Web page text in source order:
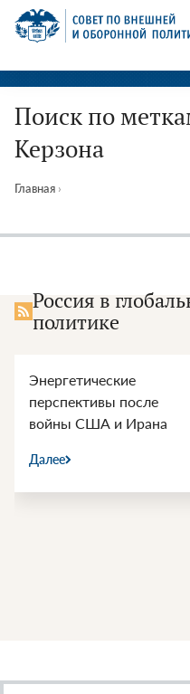
Перейти
СВОП
Поиск по
Керзона
Главная ›
Россия в
политике
«цугцванг»:
Еревану